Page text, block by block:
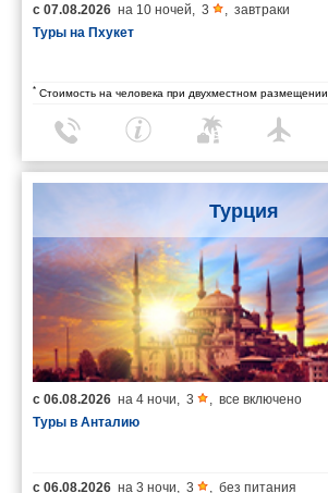
с 07.08.2026 на 10 ночей 3
завтраки
Туры на Пхукет
* Стоимость на человека при двухместном размещении
Турция
с 06.08.2026 на 4 ночи, 3 , все включено
Туры в Анталию
с 06.08.2026 на 3 ночи, 3 , без питания